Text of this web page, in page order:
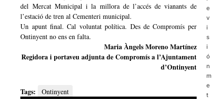
del Mercat Municipal i la millora de l’accés de vianants de
l’estació de tren al Cementeri municipal.
Un apunt final. Cal voluntat política. Des de Compromís per
Ontinyent no ens en falta.
Maria Àngels Moreno Martínez
Regidora i portaveu adjunta de Compromís a l’Ajuntament
d’Ontinyent
Tags: Ontinyent
e
v
i
s
i
ó
n
m
e
t